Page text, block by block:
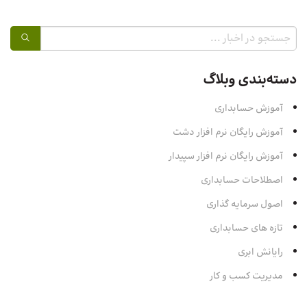
دسته‌بندی وبلاگ
آموزش حسابداری
آموزش رایگان نرم افزار دشت
آموزش رایگان نرم افزار سپیدار
اصطلاحات حسابداری
اصول سرمایه‌ گذاری
تازه های حسابداری
رایانش ابری
مدیریت کسب و کار